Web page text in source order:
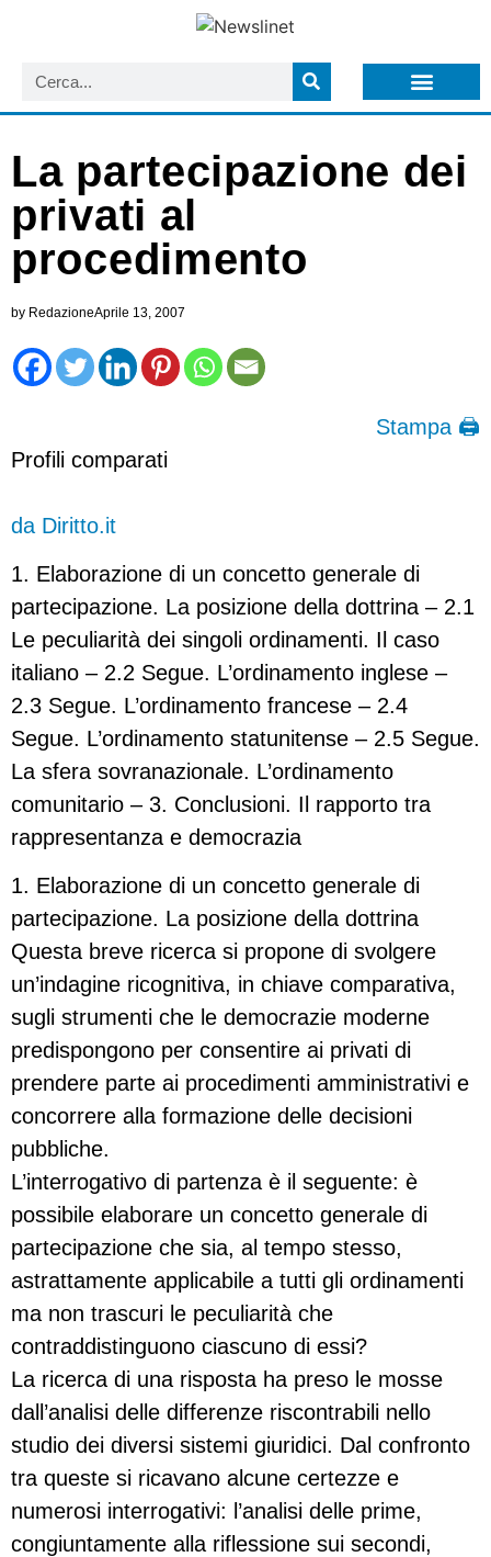
La partecipazione dei
privati al
procedimento
by RedazioneAprile 13, 2007
Stampa 🖨
Profili comparati
da Diritto.it
1. Elaborazione di un concetto generale di
partecipazione. La posizione della dottrina – 2.1
Le peculiarità dei singoli ordinamenti. Il caso
italiano – 2.2 Segue. L’ordinamento inglese –
2.3 Segue. L’ordinamento francese – 2.4
Segue. L’ordinamento statunitense – 2.5 Segue.
La sfera sovranazionale. L’ordinamento
comunitario – 3. Conclusioni. Il rapporto tra
rappresentanza e democrazia
1. Elaborazione di un concetto generale di
partecipazione. La posizione della dottrina
Questa breve ricerca si propone di svolgere
un’indagine ricognitiva, in chiave comparativa,
sugli strumenti che le democrazie moderne
predispongono per consentire ai privati di
prendere parte ai procedimenti amministrativi e
concorrere alla formazione delle decisioni
pubbliche.
L’interrogativo di partenza è il seguente: è
possibile elaborare un concetto generale di
partecipazione che sia, al tempo stesso,
astrattamente applicabile a tutti gli ordinamenti
ma non trascuri le peculiarità che
contraddistinguono ciascuno di essi?
La ricerca di una risposta ha preso le mosse
dall’analisi delle differenze riscontrabili nello
studio dei diversi sistemi giuridici. Dal confronto
tra queste si ricavano alcune certezze e
numerosi interrogativi: l’analisi delle prime,
congiuntamente alla riflessione sui secondi,